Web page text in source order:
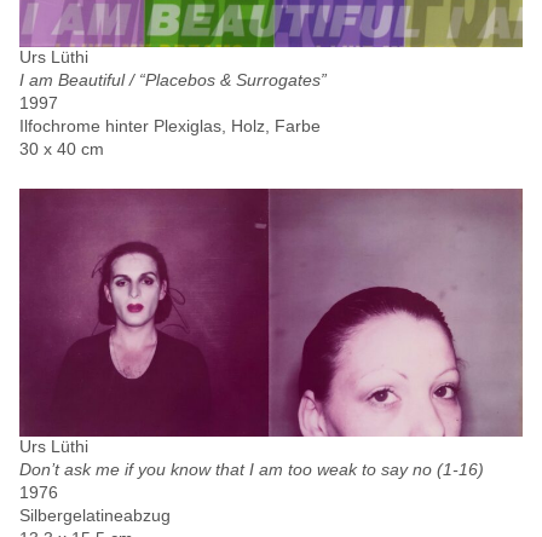
Urs Lüthi
I am Beautiful / “Placebos & Surrogates”
1997
Ilfochrome hinter Plexiglas, Holz, Farbe
30 x 40 cm
Urs Lüthi
Don’t ask me if you know that I am too weak to say no (1-16)
1976
Silbergelatineabzug